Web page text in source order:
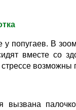
попугаев. В
вместе со
возможны
вызвана